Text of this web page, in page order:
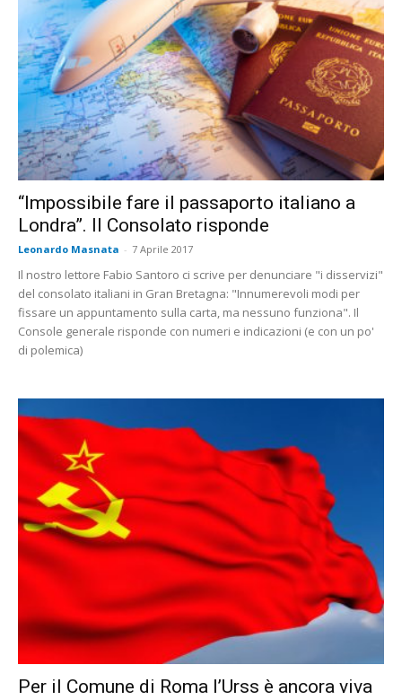
“Impossibile fare il passaporto italiano a
Londra”. Il Consolato risponde
Leonardo Masnata - 7 Aprile 2017
Il nostro lettore Fabio Santoro ci scrive per denunciare "i disservizi"
del consolato italiani in Gran Bretagna: "Innumerevoli modi per
fissare un appuntamento sulla carta, ma nessuno funziona". Il
Console generale risponde con numeri e indicazioni (e con un po'
di polemica)
Per il Comune di Roma l’Urss è ancora viva